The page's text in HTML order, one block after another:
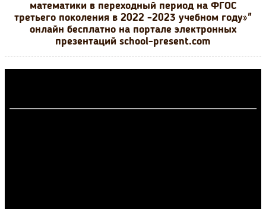
математики в переходный период на ФГОС
третьего поколения в 2022 -2023 учебном году»"
онлайн бесплатно на портале электронных
презентаций school-present.com